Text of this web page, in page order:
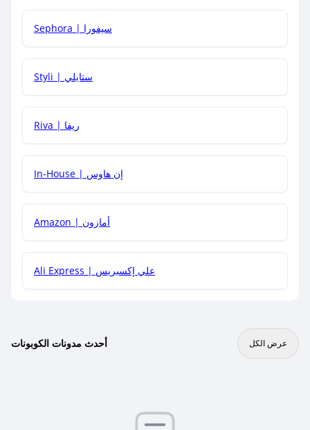
هل يمكنني جمع كود خصم مع العروض الأخرى؟
Sephora | سيفورا
Styli | ستايلي
Riva | ريفا
In-House | إن هاوس
Amazon | أمازون
Ali Express | علي إكسبريس
أحدث مدونات الكوبونات عرض الكل